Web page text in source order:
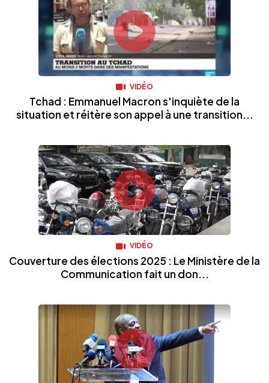
VIDÉO
Tchad : Emmanuel Macron s'inquiète de la
situation et réitère son appel à une transition...
VIDÉO
Couverture des élections 2025 : Le Ministère de la
Communication fait un don...